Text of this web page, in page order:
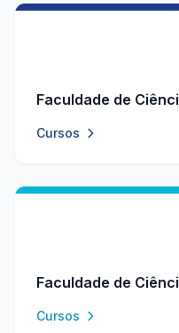
Faculdade de
Cursos
Faculdade de
Cursos